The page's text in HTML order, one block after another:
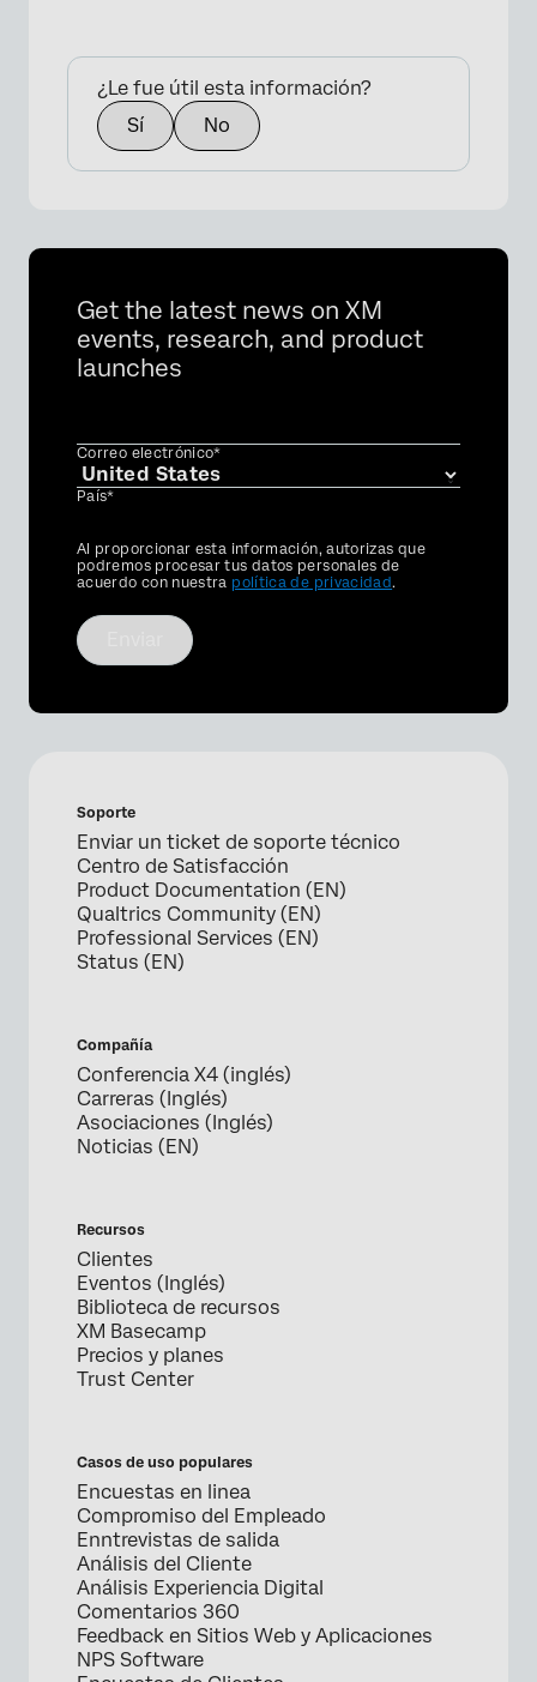
¿Le fue útil esta información?
Sí
No
Get the latest news on XM
events, research, and product
launches
Correo electrónico*
País*
Privacy
Optin
Al proporcionar esta información, autorizas que
podremos procesar tus datos personales de
acuerdo con nuestra política de privacidad.
Soporte
Enviar un ticket de soporte técnico
Centro de Satisfacción
Product Documentation (EN)
Qualtrics Community (EN)
Professional Services (EN)
Status (EN)
Compañía
Conferencia X4 (inglés)
Carreras (Inglés)
Asociaciones (Inglés)
Noticias (EN)
Recursos
Clientes
Eventos (Inglés)
Biblioteca de recursos
XM Basecamp
Precios y planes
Trust Center
Casos de uso populares
Encuestas en linea
Compromiso del Empleado
Enntrevistas de salida
Análisis del Cliente
Análisis Experiencia Digital
Comentarios 360
Feedback en Sitios Web y Aplicaciones
NPS Software